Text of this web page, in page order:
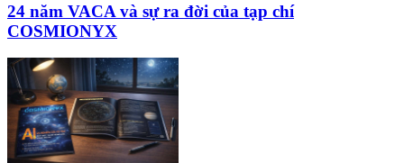
24 năm VACA và sự ra đời của tạp chí
COSMIONYX